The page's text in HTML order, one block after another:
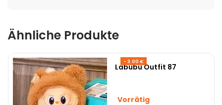
Ähnliche Produkte
- 3.00 €
Labubu Outfit 87
Vorrätig